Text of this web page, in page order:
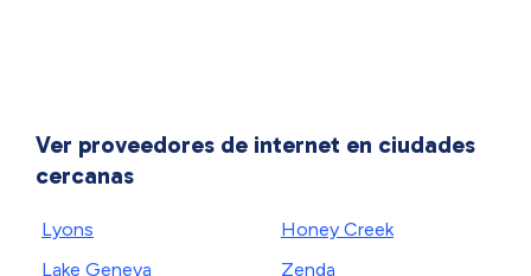
Ver proveedores de internet en ciudades
cercanas
Lyons
Lake Geneva
Honey Creek
Zenda